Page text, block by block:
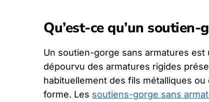
Qu’est-ce qu’un
Un soutien-gorge sans armatures
dépourvu des armatures rigides
habituellement des fils métalliques
forme. Les soutiens-gorge sans